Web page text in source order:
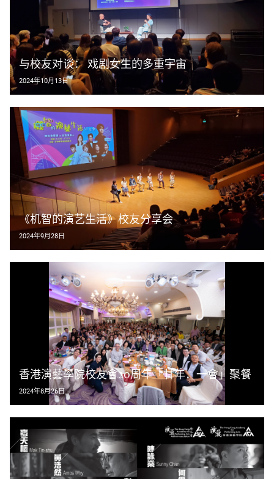
与校友对谈： 戏剧女生的多重宇宙
2024年10月13日
《机智的演艺生活》校友分享会
2024年9月28日
香港演藝學院校友會20周年「廿年．一會」聚餐
2024年8月26日